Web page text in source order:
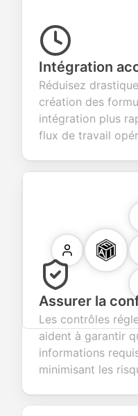
Intégration
Réduisez
création des
intégration plus
flux de travail
Assurer la
Les contrôles
aident à garantir
informations
minimisant les